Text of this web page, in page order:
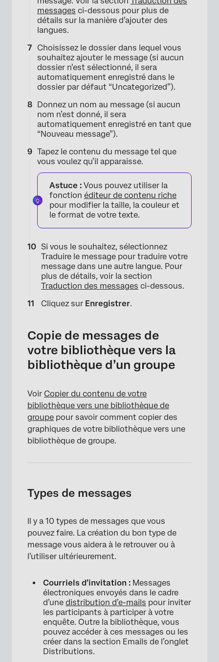
messages ci-dessous pour plus de
détails sur la manière d’ajouter des
langues.
Choisissez le dossier dans lequel vous
souhaitez ajouter le message (si aucun
dossier n’est sélectionné, il sera
automatiquement enregistré dans le
dossier par défaut “Uncategorized”).
Donnez un nom au message (si aucun
nom n’est donné, il sera
automatiquement enregistré en tant que
“Nouveau message”).
Tapez le contenu du message tel que
vous voulez qu’il apparaisse.
Astuce : Vous pouvez utiliser la
fonction éditeur de contenu riche
pour modifier la taille, la couleur et
le format de votre texte.
Si vous le souhaitez, sélectionnez
Traduire le message pour traduire votre
message dans une autre langue. Pour
plus de détails, voir la section
Traduction des messages ci-dessous.
Cliquez sur Enregistrer.
Copie de messages de
votre bibliothèque vers la
bibliothèque d’un groupe
Voir Copier du contenu de votre
bibliothèque vers une bibliothèque de
groupe pour savoir comment copier des
graphiques de votre bibliothèque vers une
bibliothèque de groupe.
Types de messages
Il y a 10 types de messages que vous
pouvez faire. La création du bon type de
message vous aidera à le retrouver ou à
l’utiliser ultérieurement.
Courriels d’invitation : Messages
électroniques envoyés dans le cadre
d’une distribution d’e-mails pour inviter
les participants à participer à votre
enquête. Outre la bibliothèque, vous
pouvez accéder à ces messages ou les
créer dans la section Emails de l’onglet
Distributions.